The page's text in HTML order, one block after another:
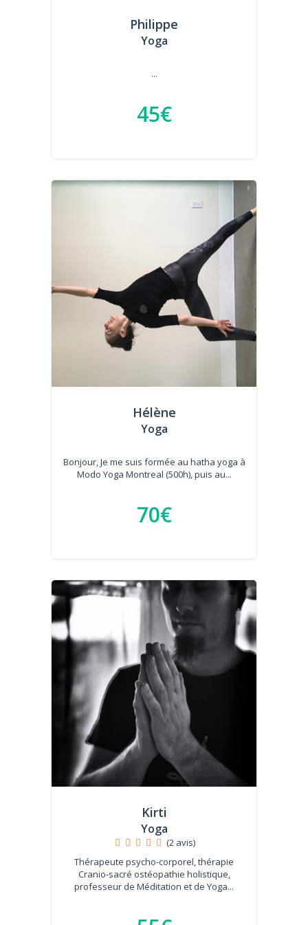
Philippe
Yoga
...
45€
Hélène
Yoga
Bonjour, Je me suis formée au hatha yoga à
Modo Yoga Montreal (500h), puis au...
70€
Kirti
Yoga
(2 avis)
Thérapeute psycho-corporel, thérapie
Cranio-sacré ostéopathie holistique,
professeur de Méditation et de Yoga...